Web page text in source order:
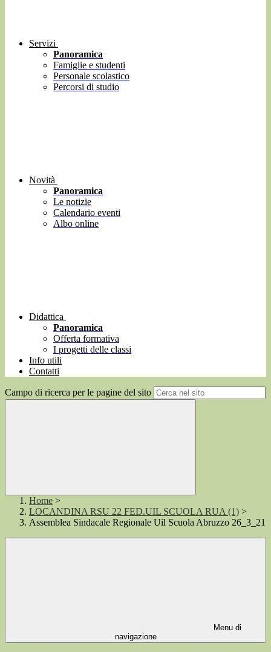
Servizi
Panoramica
Famiglie e studenti
Personale scolastico
Percorsi di studio
Novità
Panoramica
Le notizie
Calendario eventi
Albo online
Didattica
Panoramica
Offerta formativa
I progetti delle classi
Info utili
Contatti
Campo di ricerca per le pagine del sito
Home >
LOCANDINA RSU 22 FED.UIL SCUOLA RUA (1) >
Assemblea Sindacale Regionale Uil Scuola Abruzzo 26_3_21
Menu di
navigazione